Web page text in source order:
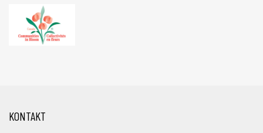
KONTAKT